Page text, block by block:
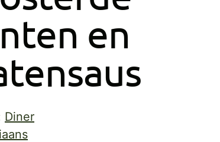
en
Diner